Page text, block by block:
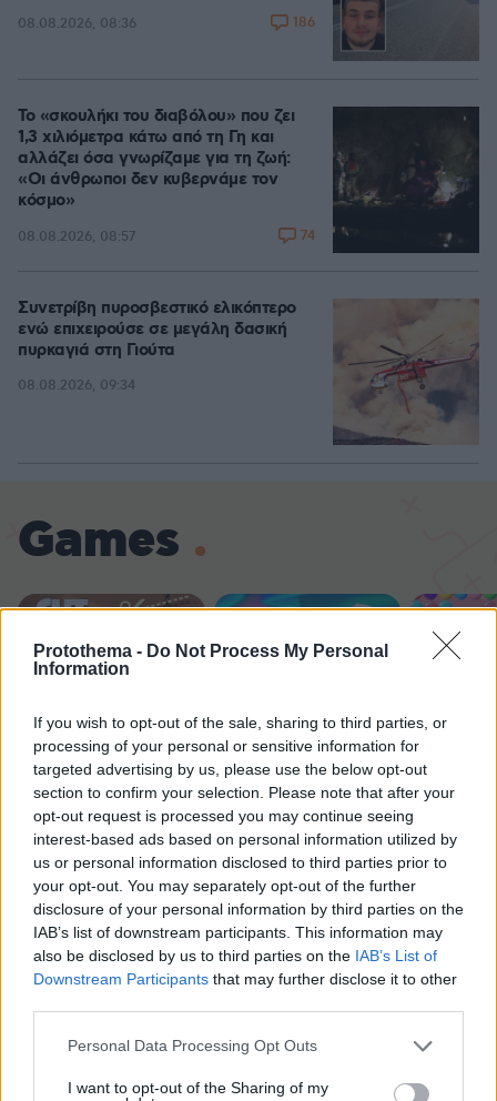
Protothema - Do Not Process My Personal
Information
If you wish to opt-out of the sale, sharing to third parties, or
processing of your personal or sensitive information for
targeted advertising by us, please use the below opt-out
section to confirm your selection. Please note that after your
opt-out request is processed you may continue seeing
interest-based ads based on personal information utilized by
us or personal information disclosed to third parties prior to
your opt-out. You may separately opt-out of the further
disclosure of your personal information by third parties on the
IAB’s list of downstream participants. This information may
also be disclosed by us to third parties on the IAB’s List of
Downstream Participants that may further disclose it to other
Please note that this website/app uses one or more Google
not limited to your visit or usage behaviour. You may click to
Personal Data Processing Opt Outs
I want to opt-out of the Sharing of my
08.08.2026, 08:36 186
Το «σκουλήκι του διαβόλου» που ζει
1,3 χιλιόμετρα κάτω από τη Γη και
αλλάζει όσα γνωρίζαμε για τη ζωή:
«Οι άνθρωποι δεν κυβερνάμε τον
κόσμο»
08.08.2026, 08:57 74
Συνετρίβη πυροσβεστικό ελικόπτερο
ενώ επιχειρούσε σε μεγάλη δασική
πυρκαγιά στη Γιούτα
08.08.2026, 09:34
Games
Cut The Rope Candy
ΔΕΙΤΕ ΟΛΑ ΤΑ GAMES
Best of Network